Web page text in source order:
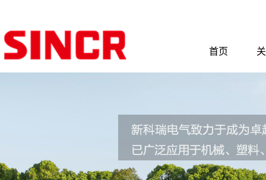
首页